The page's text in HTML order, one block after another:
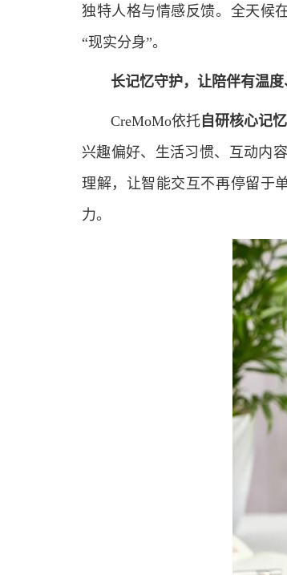
独特人格与情感反馈。全天候
“现实分身”。
长记忆守护， 让陪伴有温
CreMoMo依托 自研核心记
兴趣偏好、生活习惯、互动内
理解，让智能交互不再停留于
力。